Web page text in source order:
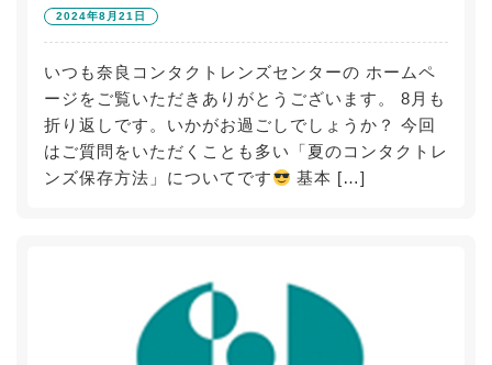
2024年8月21日
いつも奈良コンタクトレンズセンターの ホームペ
ージをご覧いただきありがとうございます。 8月も
折り返しです。いかがお過ごしでしょうか？ 今回
はご質問をいただくことも多い「夏のコンタクトレ
ンズ保存方法」についてです
基本 […]